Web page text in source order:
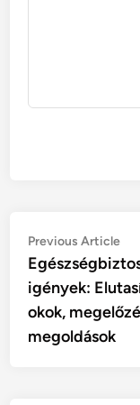
Post
navigation
Previous Article
igények:
okok,
megoldások